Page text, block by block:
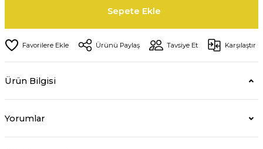
Sepete Ekle
Ürünü Paylaş Tavsiye Et Karşılaştır
Ürün Bilgisi
Yorumlar